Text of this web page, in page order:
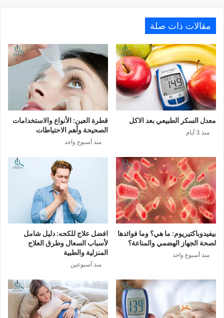
مقالات ذات صلة
معدل السكر الطبيعي بعد الاكل
منذ 3 أيام
قطرة العين: الأنواع والاستخدامات
الصحيحة وأهم الاحتياطات
منذ أسبوع واحد
بيفيدوباكتيريوم: ما هي؟ وما فوائدها
لصحة الجهاز الهضمي والمناعة؟
منذ أسبوع واحد
افضل علاج للكحه: دليل شامل
لأسباب السعال وطرق العلاج
المنزلية والطبية
منذ أسبوعين